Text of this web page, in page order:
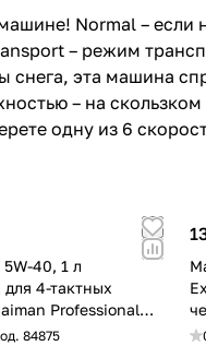
Normal –
– режим
снега, эта машина
– на
одну из 6
40, 1 л
для 4-тактных
Professional
84875